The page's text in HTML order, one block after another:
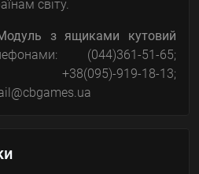
світу.
з ящиками кутовий
(044)361-51-65;
+38(095)-919-18-13;